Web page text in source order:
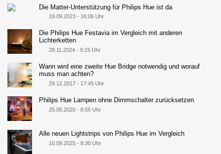
Die Matter-Unterstützung für Philips Hue ist da
19.09.2023 - 16:06 Uhr
Die Philips Hue Festavia im Vergleich mit anderen
Lichterketten
28.11.2024 - 9:15 Uhr
Wann wird eine zweite Hue Bridge notwendig und worauf
muss man achten?
29.12.2017 - 17:45 Uhr
Philips Hue Lampen ohne Dimmschalter zurücksetzen
25.05.2020 - 8:55 Uhr
Alle neuen Lightstrips von Philips Hue im Vergleich
10.09.2025 - 8:30 Uhr